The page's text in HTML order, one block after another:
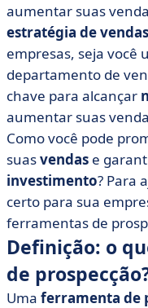
• Do que você
• Erros a serem
• As 7 melhores
• Ferramentas de
primeiro contato
aumentar suas
estratégia de vendas
empresas, seja você
departamento de
chave para alcançar
aumentar suas
Como você pode
suasvendas e
investimento? Para
certo para sua
ferramentas de
Definição: o
de
Uma ferramenta de